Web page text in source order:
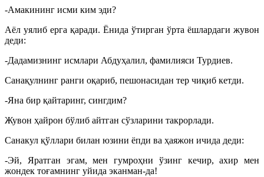
-Амакининг исми ким эди?
Аёл уялиб ерга қаради. Ёнида ўтирган ўрта ёшлардаги жувон
деди:
-Дадамизнинг исмлари Абдуҳалил, фамилияси Турдиев.
Санақулнинг ранги оқариб, пешонасидан тер чиқиб кетди.
-Яна бир қайтаринг, сингдим?
Жувон ҳайрон бўлиб айтган сўзларини такрорлади.
Санакул қўллари билан юзини ёпди ва ҳаяжон ичида деди:
-Эй, Яратган эгам, мен гумроҳни ўзинг кечир, ахир мен
жондек тоғамнинг уйида эканман-да!